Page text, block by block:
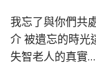
我忘了與你們共
介 被遺忘的時光
失智老人的真實…